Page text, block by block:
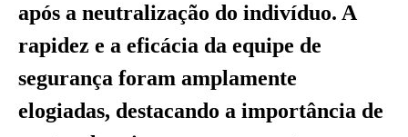
após a neutralização do indivíduo. A
rapidez e a eficácia da equipe de
segurança foram amplamente
elogiadas, destacando a importância de